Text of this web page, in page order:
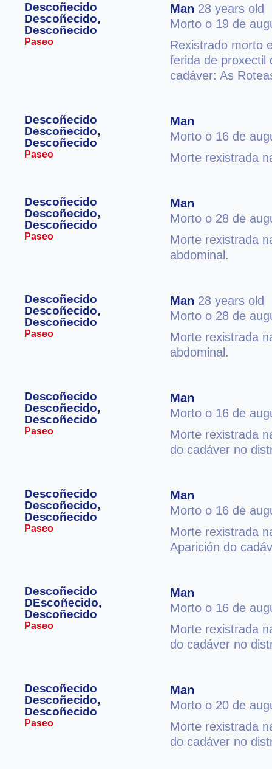
Descoñecido
Descoñecido,
Descoñecido
Paseo
Man 28 years old
Morto o 19 de
Rexistrado morto
ferida de proxectil
cadáver: As
Descoñecido
Descoñecido,
Descoñecido
Paseo
Man
Morto o 16 de
Morte rexistrada
Descoñecido
Descoñecido,
Descoñecido
Paseo
Man
Morto o 28 de
Morte rexistrada
abdominal.
Descoñecido
Descoñecido,
Descoñecido
Paseo
Man 28 years old
Morto o 28 de
Morte rexistrada
abdominal.
Descoñecido
Descoñecido,
Descoñecido
Paseo
Man
Morto o 16 de
Morte rexistrada
do cadáver no
Descoñecido
Descoñecido,
Descoñecido
Paseo
Man
Morto o 16 de
Morte rexistrada
Aparición do
Descoñecido
DEscoñecido,
Descoñecido
Paseo
Man
Morto o 16 de
Morte rexistrada
do cadáver no
Descoñecido
Descoñecido,
Descoñecido
Paseo
Man
Morto o 20 de
Morte rexistrada
do cadáver no